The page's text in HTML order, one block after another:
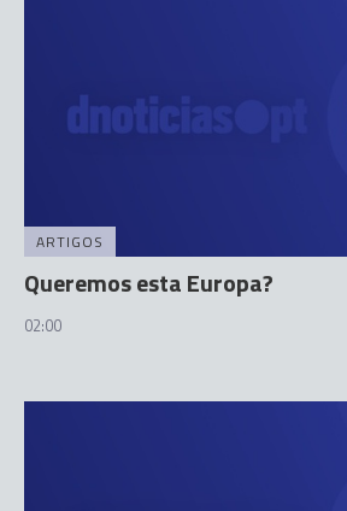
ARTIGOS
Queremos esta Europa?
02:00